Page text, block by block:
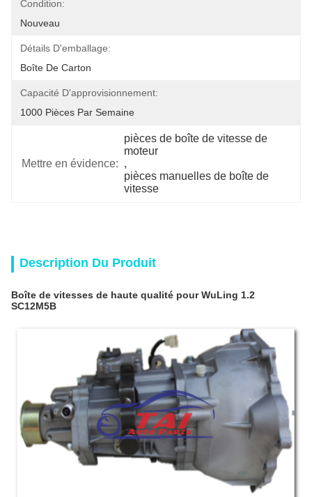
Condition:
Nouveau
Détails D'emballage:
Boîte De Carton
Capacité D'approvisionnement:
1000 Pièces Par Semaine
Mettre en évidence:
pièces de boîte de vitesse de
moteur
,
pièces manuelles de boîte de
vitesse
Description Du Produit
Boîte de vitesses de haute qualité pour WuLing 1.2
SC12M5B